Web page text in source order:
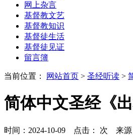
网上杂言
基督教文艺
基督教知识
基督徒生活
基督徒见证
留言簿
当前位置： 网站首页 > 圣经听读 >
简体中文圣经《
时间：2024-10-09 点击： 次 来